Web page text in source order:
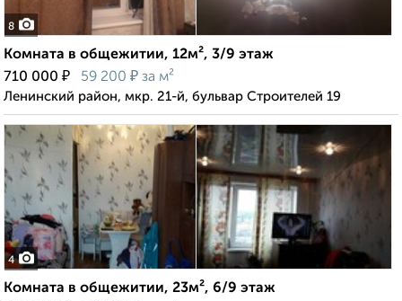
8
Комната в общежитии, 12м², 3/9 этаж
710 000 ₽ 59 200 ₽ за м²
Ленинский район, мкр. 21-й, бульвар Строителей 19
4
Комната в общежитии, 23м², 6/9 этаж